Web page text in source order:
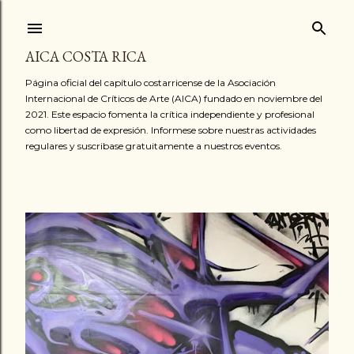
AICA COSTA RICA
Página oficial del capítulo costarricense de la Asociación
Internacional de Críticos de Arte (AICA) fundado en noviembre del
2021. Este espacio fomenta la crítica independiente y profesional
como libertad de expresión. Informese sobre nuestras actividades
regulares y suscribase gratuitamente a nuestros eventos.
E
n
t
r